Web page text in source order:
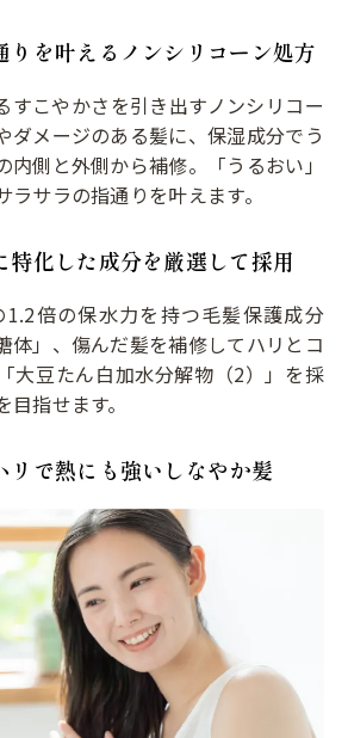
りを叶えるノンシリコーン処方
すこやかさを引き出すノンシリコー
ダメージのある髪に、保湿成分でう
内側と外側から補修。「うるおい」
サラの指通りを叶えます。
特化した成分を厳選して採用
1.2倍の保水力を持つ毛髪保護成分
体」、傷んだ髪を補修してハリとコ
大豆たん白加水分解物（2）」を採
指せます。
リで熱にも強いしなやか髪